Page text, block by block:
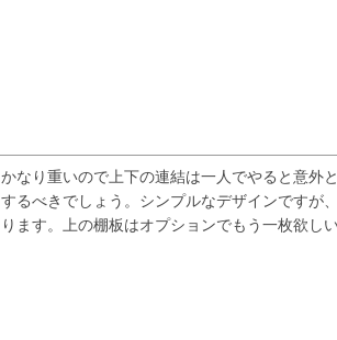
かなり重いので上下の連結は一人でやると意外
するべきでしょう。シンプルなデザインですが
ります。上の棚板はオプションでもう一枚欲し